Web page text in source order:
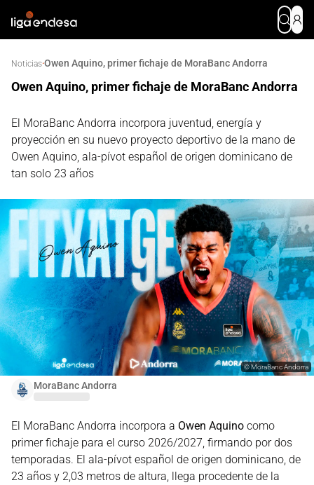
Noticias·Owen Aquino, primer fichaje de MoraBanc Andorra
Owen Aquino, primer fichaje de MoraBanc Andorra
El MoraBanc Andorra incorpora juventud, energía y
proyección en su nuevo proyecto deportivo de la mano de
Owen Aquino, ala-pívot español de origen dominicano de
tan solo 23 años
MoraBanc Andorra
©MoraBanc Andorra
El MoraBanc Andorra incorpora a Owen Aquino como
primer fichaje para el curso 2026/2027, firmando por dos
temporadas. El ala-pívot español de origen dominicano, de
23 años y 2,03 metros de altura, llega procedente de la